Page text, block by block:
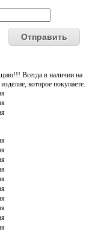
Всегда в наличии на
которое покупаете.